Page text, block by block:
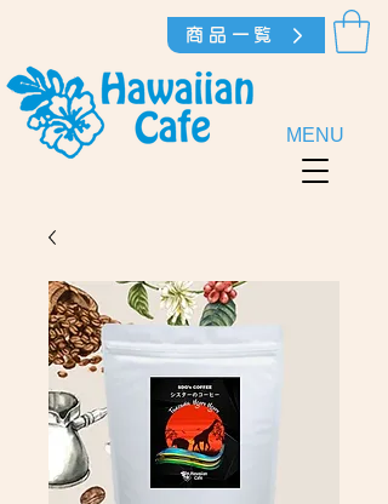
商品一覧
MENU